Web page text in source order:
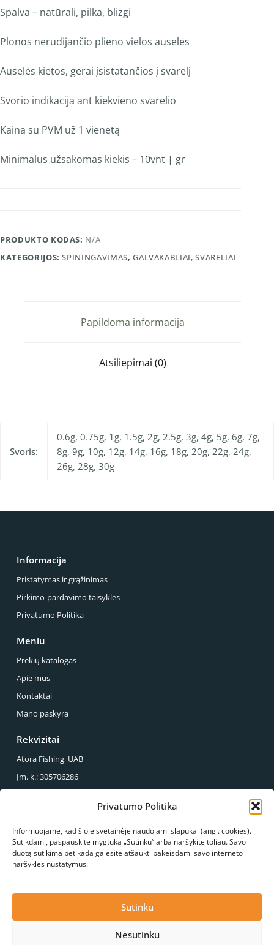
Privatumo Politika
Informuojame, kad šioje svetainėje naudojami slapukai (angl. cookies).
Sutikdami, paspauskite mygtuką „Sutinku“ arba naršykite toliau. Savo
duotą sutikimą bet kada galėsite atšaukti pakeisdami savo interneto
naršyklės nustatymus.
Sutinku
Nesutinku
Spalva – natūrali, pilka, blizgi
Plonos nerūdijančio plieno vielos auselės
Auselės kietos, gerai įsistatančios į svarelį
Svorio indikacija ant kiekvieno svarelio
Kaina su PVM už 1 vienetą
Minimalus užsakomas kiekis – 10vnt | gr
PRODUKTO KODAS: N/A
KATEGORIJOS:SPININGAVIMAS,GALVAKABLIAI, SVARELIAI
Papildoma informacija
Atsiliepimai (0)
Svoris:
0.6g, 0.75g, 1g, 1.5g, 2g, 2.5g, 3g, 4g, 5g, 6g, 7g,
8g, 9g, 10g, 12g, 14g, 16g, 18g, 20g, 22g, 24g,
26g, 28g, 30g
Informacija
Pristatymas ir grąžinimas
Pirkimo-pardavimo taisyklės
Privatumo Politika
Meniu
Prekių katalogas
Apie mus
Kontaktai
Mano paskyra
Rekvizitai
Atora Fishing, UAB
Įm. k.: 305706286
Reg. Adresas.: Sirupio g. 49-43, Panevėžys
Mus galite rasti
S.Kerbedžio g. 23, Panevėžys
Paskambinkite mums Konsultacija